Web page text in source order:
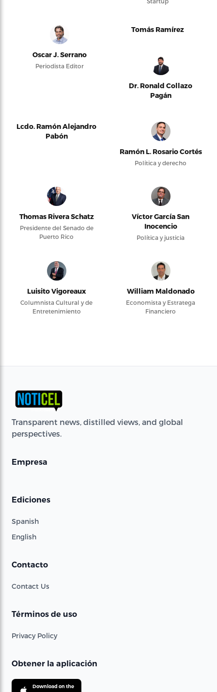
Oscar J. Serrano
Periodista Editor
Tomás Ramírez
Dr. Ronald Collazo
Pagán
Lcdo. Ramón Alejandro
Pabón
Ramón L. Rosario Cortés
Política y derecho
Thomas Rivera Schatz
Presidente del Senado de
Puerto Rico
Víctor García San
Inocencio
Política y justicia
Luisito Vigoreaux
Columnista Cultural y de
Entretenimiento
William Maldonado
Economista y Estratega
Financiero
Transparent news, distilled views, and global
perspectives.
Empresa
Ediciones
Spanish
English
Contacto
Contact Us
Términos de uso
Privacy Policy
Obtener la aplicación
Download on the